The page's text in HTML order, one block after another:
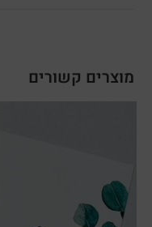
מוצרים קשורים